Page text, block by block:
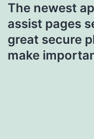
The newest
assist pages
great secure
make